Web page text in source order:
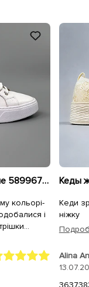
Кеды женские кожаные 589967 Белые
кольорі-
за
Кеди
ніжку
Alina